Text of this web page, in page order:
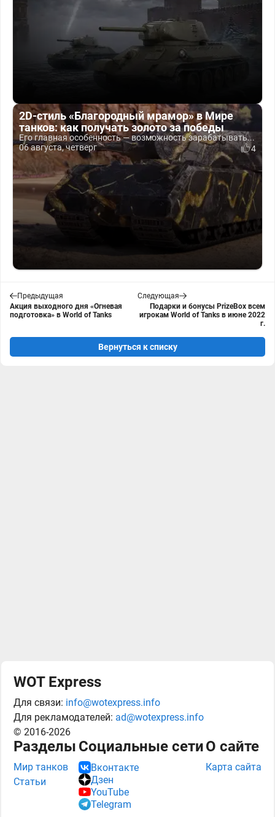
2D-стиль «Благородный мрамор» в Мире
танков: как получать золото за победы
Его главная особенность — возможность зарабатывать...
06 августа, четверг
4
Предыдущая
Акция выходного дня «Огневая
подготовка» в World of Tanks
Следующая
Подарки и бонусы PrizeBox всем
игрокам World of Tanks в июне 2022
г.
Вернуться к списку
WOT Express
Для связи: info@wotexpress.info
Для рекламодателей: ad@wotexpress.info
© 2016-2026
Разделы
Мир танков
Статьи
Социальные сети
Вконтакте
Дзен
YouTube
Telegram
О сайте
Карта сайта